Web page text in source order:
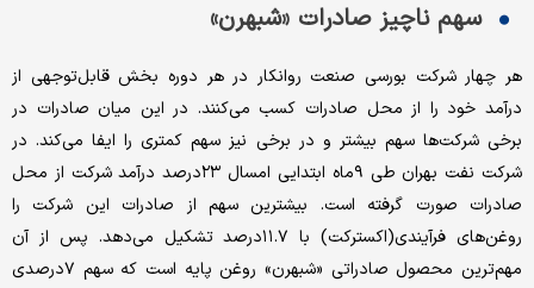
سهم ناچیز صادرات «شبهرن»
هر چهار شرکت بورسی صنعت روانکار در هر دوره بخش قابل‌توجهی از
درآمد خود را از محل صادرات کسب می‌‌‌کنند. در این میان صادرات در
برخی شرکت‌ها سهم بیشتر و در برخی نیز سهم کمتری را ایفا می‌‌‌کند. در
شرکت نفت بهران طی ۹ماه ابتدایی امسال ۲۳درصد درآمد شرکت از محل
صادرات صورت گرفته است. بیشترین سهم از صادرات این شرکت را
روغن‌‌‌های فرآیندی(اکسترکت) با ۱۱.۷درصد تشکیل می‌‌‌دهد. پس از آن
مهم‌ترین محصول صادراتی «شبهرن» روغن پایه است که سهم ۷درصدی